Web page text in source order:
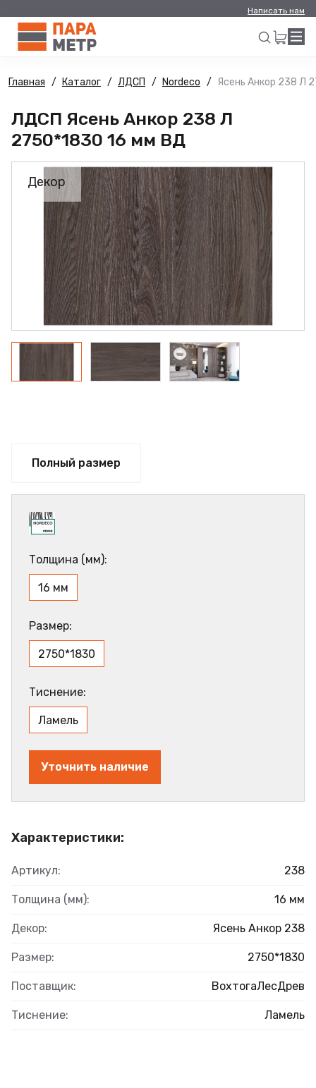
Написать нам
Искать
Главная Каталог ЛДСП Nordeco Ясень Анкор 238 Л
ЛДСП Ясень Анкор 238 Л
2750*1830 16 мм ВД
Декор
Полный размер
Характеристики:
Артикул: 238
Толщина (мм): 16 мм
Декор: Ясень Анкор 238
Размер: 2750*1830
Поставщик: ВохтогаЛесДрев
Тиснение: Ламель
Толщина (мм):
16 мм
Размер:
2750*1830
Тиснение:
Ламель
Уточнить наличие